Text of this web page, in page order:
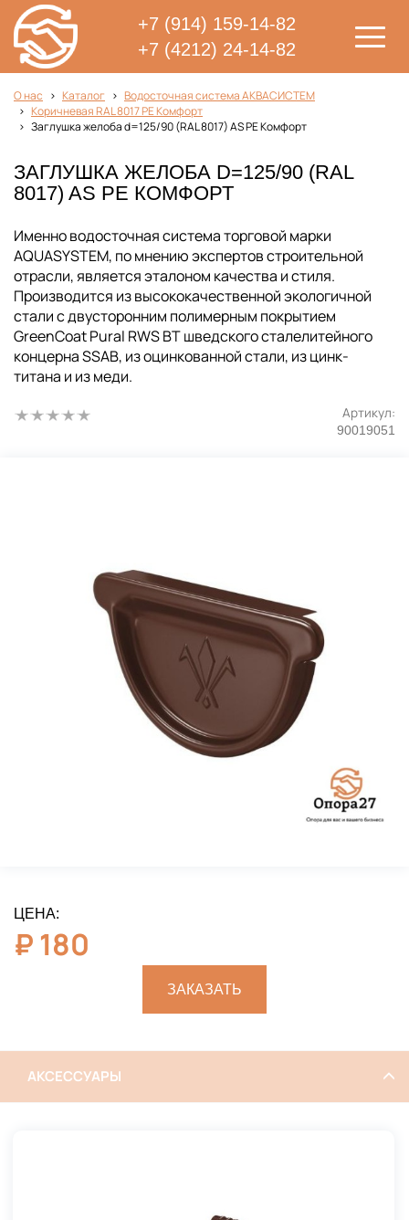
+7 (914) 159-14-82
+7 (4212) 24-14-82
О нас Каталог
Водосточная система АКВАСИСТЕМ
Коричневая RAL 8017 PE Комфорт
Заглушка желоба d=125/90 (RAL 8017) AS PE Комфорт
ЗАГЛУШКА ЖЕЛОБА D=125/90 (RAL
8017) AS PE КОМФОРТ
Именно водосточная система торговой марки
AQUASYSTEM, по мнению экспертов строительной
отрасли, является эталоном качества и стиля.
Производится из высококачественной экологичной
стали с двусторонним полимерным покрытием
GreenCoat Pural RWS BT шведского сталелитейного
концерна SSAB, из оцинкованной стали, из цинк-
титана и из меди.
Артикул:
90019051
ЦЕНА:
₽ 180
ЗАКАЗАТЬ
АКСЕССУАРЫ